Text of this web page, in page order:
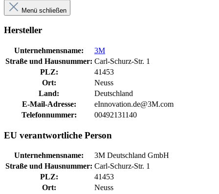
Menü schließen
Hersteller
Unternehmensname:
3M
Straße und Hausnummer: Carl-Schurz-Str. 1
PLZ:
41453
Ort:
Neuss
Land:
Deutschland
E-Mail-Adresse:
eInnovation.de@3M.com
Telefonnummer:
00492131140
EU verantwortliche Person
Unternehmensname:
3M Deutschland GmbH
Straße und Hausnummer: Carl-Schurz-Str. 1
PLZ:
41453
Ort:
Neuss